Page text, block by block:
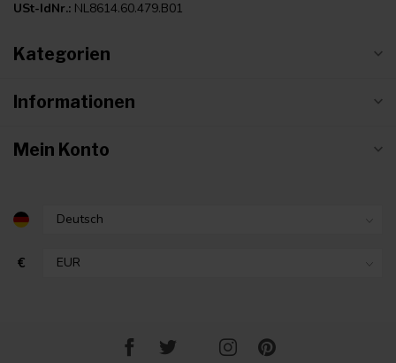
USt-IdNr.: NL8614.60.479.B01
Kategorien
Informationen
Mein Konto
€